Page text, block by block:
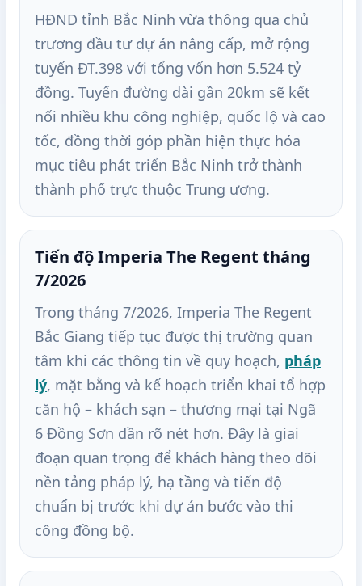
HĐND tỉnh Bắc Ninh vừa thông qua chủ
trương đầu tư dự án nâng cấp, mở rộng
tuyến ĐT.398 với tổng vốn hơn 5.524 tỷ
đồng. Tuyến đường dài gần 20km sẽ kết
nối nhiều khu công nghiệp, quốc lộ và cao
tốc, đồng thời góp phần hiện thực hóa
mục tiêu phát triển Bắc Ninh trở thành
thành phố trực thuộc Trung ương.
Tiến độ Imperia The Regent tháng
7/2026
Trong tháng 7/2026, Imperia The Regent
Bắc Giang tiếp tục được thị trường quan
tâm khi các thông tin về quy hoạch, pháp
lý, mặt bằng và kế hoạch triển khai tổ hợp
căn hộ – khách sạn – thương mại tại Ngã
6 Đồng Sơn dần rõ nét hơn. Đây là giai
đoạn quan trọng để khách hàng theo dõi
nền tảng pháp lý, hạ tầng và tiến độ
chuẩn bị trước khi dự án bước vào thi
công đồng bộ.